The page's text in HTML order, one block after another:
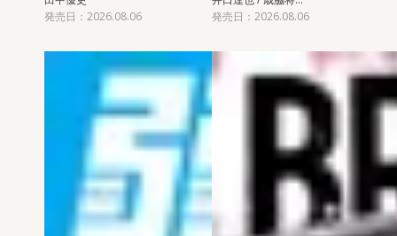
発売日：2026.08.06
発売日：2026.08.06